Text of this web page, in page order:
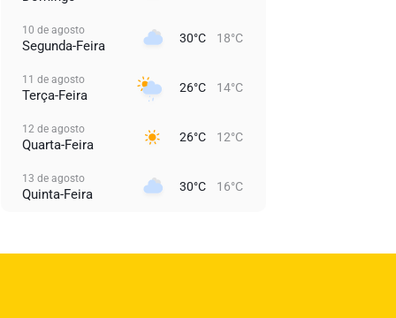
10 de agosto
Segunda-Feira 30°C 18°C
11 de agosto
Terça-Feira 26°C 14°C
12 de agosto
Quarta-Feira 26°C 12°C
13 de agosto
Quinta-Feira 30°C 16°C